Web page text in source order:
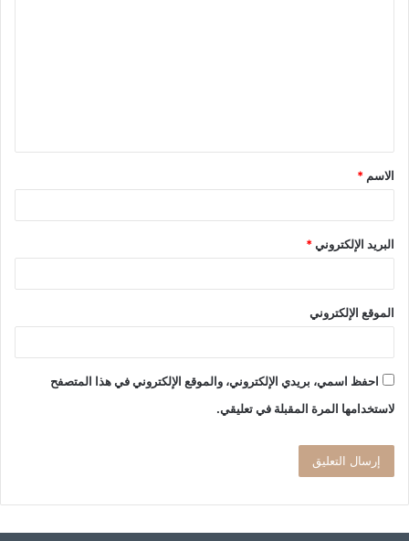
ق
*
الاسم *
البريد الإلكتروني*
الموقع الإلكتروني
احفظ اسمي، بريدي الإلكتروني، والموقع الإلكتروني في هذا المتصفح
لاستخدامها المرة المقبلة في تعليقي.